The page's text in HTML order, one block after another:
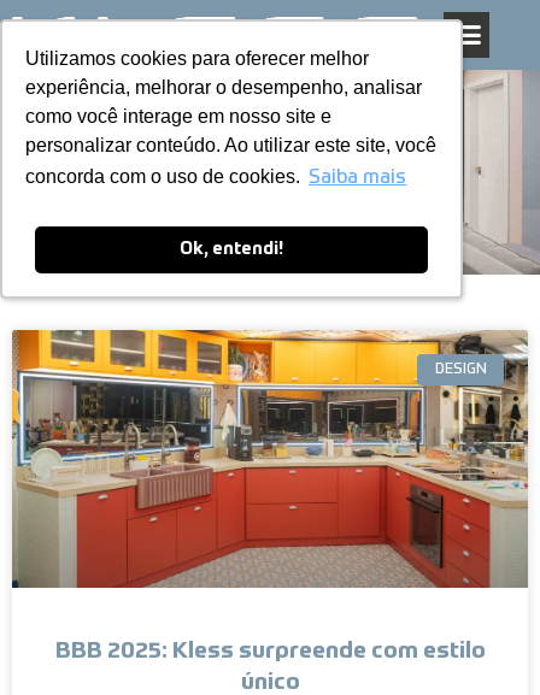
Utilizamos cookies para oferecer melhor
experiência, melhorar o desempenho, analisar
como você interage em nosso site e
personalizar conteúdo. Ao utilizar este site, você
concorda com o uso de cookies. Saiba mais
Ok, entendi!
Utilizamos cookies para oferecer melhor
experiência, melhorar o desempenho, analisar
como você interage em nosso site e
personalizar conteúdo. Ao utilizar este site, você
concorda com o uso de cookies. Saiba mais
Ok, entendi!
Pular
para
o
conteúdo
Blog
DESIGN
BBB 2025: Kless surpreende com estilo
único